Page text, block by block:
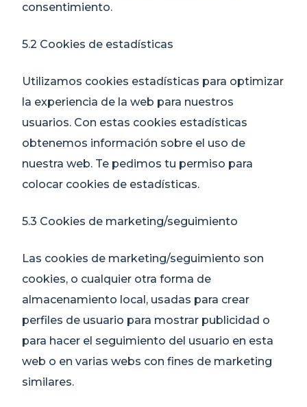
consentimiento.
5.2 Cookies de estadísticas
Utilizamos cookies estadísticas para optimizar
la experiencia de la web para nuestros
usuarios. Con estas cookies estadísticas
obtenemos información sobre el uso de
nuestra web. Te pedimos tu permiso para
colocar cookies de estadísticas.
5.3 Cookies de marketing/seguimiento
Las cookies de marketing/seguimiento son
cookies, o cualquier otra forma de
almacenamiento local, usadas para crear
perfiles de usuario para mostrar publicidad o
para hacer el seguimiento del usuario en esta
web o en varias webs con fines de marketing
similares.